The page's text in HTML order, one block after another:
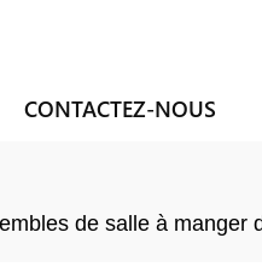
CONTACTEZ-NOUS
de salle à manger